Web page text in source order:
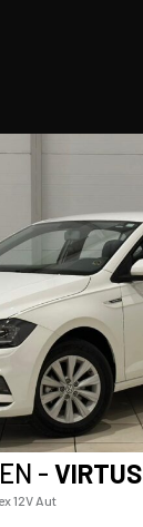
- VIRTUS
12V Aut